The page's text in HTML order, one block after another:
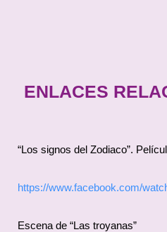
ENLACES
“Los signos del Zodiaco”.
https://www.facebook.com/
Escena de “Las troyanas”